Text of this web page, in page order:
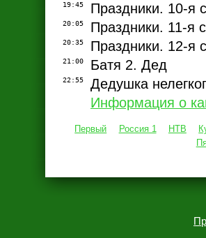
19:45 Праздники. 10-я
20:05 Праздники. 11-я
20:35 Праздники. 12-я
21:00 Батя 2. Дед
22:55
Дедушка
Информация о
Первый Россия 1 НТВ